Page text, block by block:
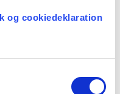
og cookiedeklaration